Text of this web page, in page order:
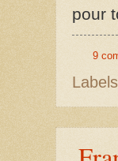
pour
9